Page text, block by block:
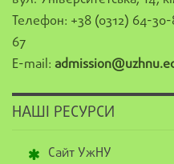
Телефон: +38 (0312) 64-
67
E-mail:
НАШІ РЕСУРСИ
Сайт УжНУ